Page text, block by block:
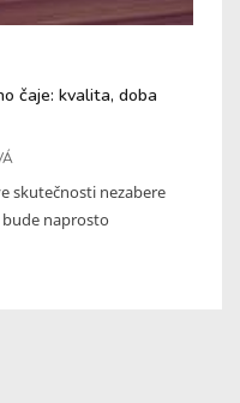
čaje: kvalita, doba
skutečnosti nezabere
bude naprosto